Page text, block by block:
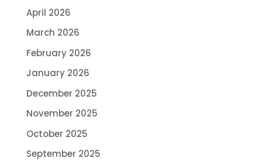
April 2026
March 2026
February 2026
January 2026
December 2025
November 2025
October 2025
September 2025